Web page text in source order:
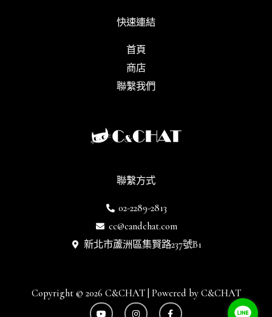
聯繫方式
02-2289-2813
cc@candchat.com
新北市蘆洲區集賢路237號B1
快速連結
首頁
商店
聯繫我們
Copyright © 2026 C&CHAT | Powered by C&CHAT
Y
o
I
n
F
a